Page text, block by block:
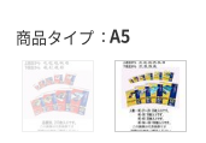
商品タイプ A5